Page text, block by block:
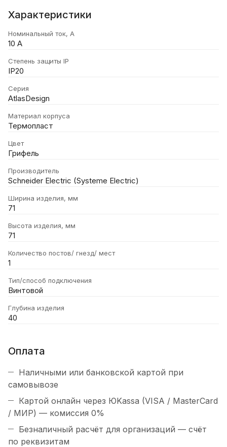
Характеристики
Номинальный ток, А
10 А
Степень защиты IP
IP20
Серия
AtlasDesign
Материал корпуса
Термопласт
Цвет
Грифель
Производитель
Schneider Electric (Systeme Electric)
Ширина изделия, мм
71
Высота изделия, мм
71
Количество постов/ гнезд/ мест
1
Тип/способ подключения
Винтовой
Глубина изделия
40
Оплата
Наличными или банковской картой при
самовывозе
Картой онлайн через ЮKassa (VISA / MasterCard
/ МИР) — комиссия 0%
Безналичный расчёт для организаций — счёт
по реквизитам